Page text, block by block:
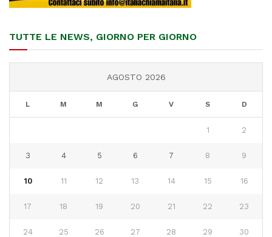
TUTTE LE NEWS, GIORNO PER GIORNO
AGOSTO 2026
L M M G V S D
1 2
3 4 5 6 7 8 9
10 11 12 13 14 15 16
17 18 19 20 21 22 23
24 25 26 27 28 29 30